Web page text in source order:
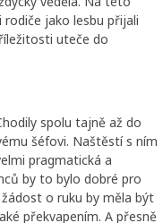
jako lesbu přijali
uteče do
spolu tajně až do
šéfovi. Naštěstí s ním
pragmatická a
by to bylo dobré pro
žádost o ruku by měla být
překvapením. A přesně